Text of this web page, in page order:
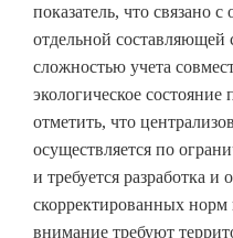
показатель, что связано
отдельной
сложностью учета
экологическое
отметить, что
осуществляется по
и требуется разработка и
скорректированных
внимание требуют